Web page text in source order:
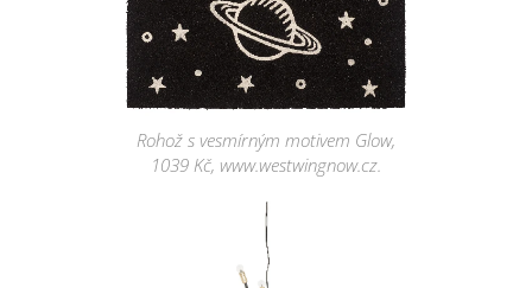
Rohož s vesmírným motivem Glow,
1039 Kč, www.westwingnow.cz.